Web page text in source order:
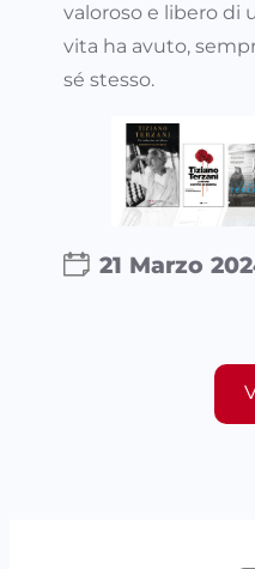
valoroso e libero di
vita ha avuto,
sé stesso.
21 Marzo